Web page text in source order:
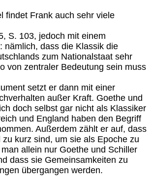
findet Frank auch sehr viele
S. 103, jedoch mit einem
nämlich, dass die Klassik die
zum Nationalstaat sehr
von zentraler Bedeutung sein muss
setzt er dann mit einer
außer Kraft. Goethe und
doch selbst gar nicht als Klassiker
und England haben den Begriff
Außerdem zählt er auf, dass
kurz sind, um sie als Epoche zu
allein nur Goethe und Schiller
dass sie Gemeinsamkeiten zu
übergangen werden.